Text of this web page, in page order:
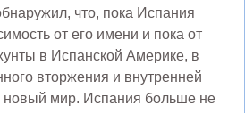
что, пока Испания
от его имени и пока от
в Испанской Америке, в
вторжения и внутренней
новый мир. Испания больше не